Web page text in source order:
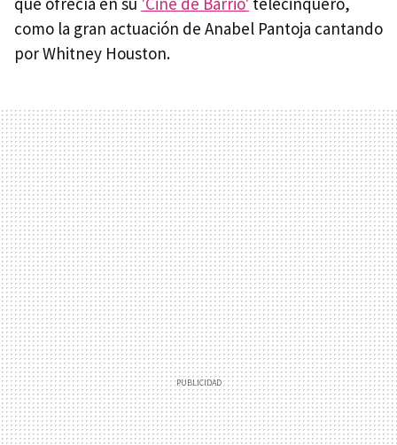
como la gran actuación de Anabel Pantoja cantando
por Whitney Houston.